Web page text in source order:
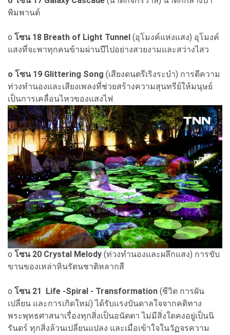
พิมพานต์
o โซน 18 Breath of Light Tunnel (อุโมงค์แห่งแสง) อุโมงค์
แสงที่จะพาทุกคนข้ามผ่านปีไปอย่างสวยงามและสว่างไสว
o โซน 19 Glittering Song (เสียงดนตรีเริงระบำ) การตีความ
ท่วงทำนองและเสียงเพลงที่ช่วยสร้างความสุนทรีย์ให้มนุษย์
เป็นการเคลื่อนไหวของแสงไฟ
o โซน 20 Crystal Melody (ท่วงทำนองและผลึกแสง) การขับ
ขานของเหล่าหินรัตนชาติหลากสี
o โซน 21 Life -Spiral - Transformation (ชีวิต การผัน
เปลี่ยน และการเกิดใหม่) ได้รับแรงบันดาลใจจากคติทาง
พระพุทธศาสนาเรื่องทุกสิ่งเป็นอนัตตา ไม่มีสิ่งใดคงอยู่เป็นนิ
รันดร์ ทุกสิ่งล้วนเปลี่ยนแปลง และเมื่อเข้าใจในวัฏจรความ